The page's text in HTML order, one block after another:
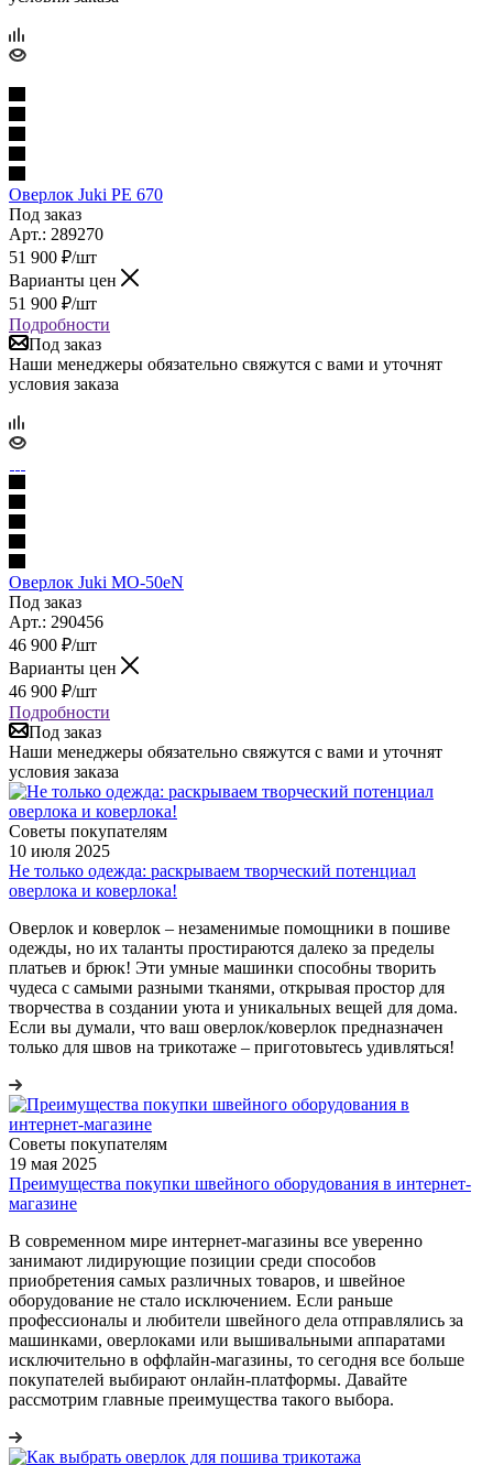
Оверлок Juki PE 670
Под заказ
Арт.: 289270
51 900 ₽/шт
Варианты цен
51 900 ₽/шт
Подробности
Под заказ
Наши менеджеры обязательно свяжутся с вами и уточнят
условия заказа
Оверлок Juki MO-50eN
Под заказ
Арт.: 290456
46 900 ₽/шт
Варианты цен
46 900 ₽/шт
Подробности
Под заказ
Наши менеджеры обязательно свяжутся с вами и уточнят
условия заказа
Советы покупателям
10 июля 2025
Не только одежда: раскрываем творческий потенциал
оверлока и коверлока!
Оверлок и коверлок – незаменимые помощники в пошиве
одежды, но их таланты простираются далеко за пределы
платьев и брюк! Эти умные машинки способны творить
чудеса с самыми разными тканями, открывая простор для
творчества в создании уюта и уникальных вещей для дома.
Если вы думали, что ваш оверлок/коверлок предназначен
только для швов на трикотаже – приготовьтесь удивляться!
Советы покупателям
19 мая 2025
Преимущества покупки швейного оборудования в интернет-
магазине
В современном мире интернет-магазины все уверенно
занимают лидирующие позиции среди способов
приобретения самых различных товаров, и швейное
оборудование не стало исключением. Если раньше
профессионалы и любители швейного дела отправлялись за
машинками, оверлоками или вышивальными аппаратами
исключительно в оффлайн-магазины, то сегодня все больше
покупателей выбирают онлайн-платформы. Давайте
рассмотрим главные преимущества такого выбора.